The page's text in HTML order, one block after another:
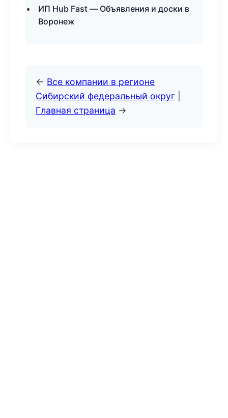
ИП Hub Fast — Объявления и доски в
Воронеж
← Все компании в регионе
Сибирский федеральный округ
Главная страница →